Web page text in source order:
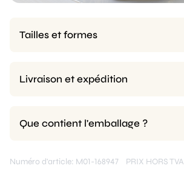
Tailles et formes
Livraison et expédition
Que contient l'emballage ?
Numéro d'article: M01-168947 PRIX HORS TVA